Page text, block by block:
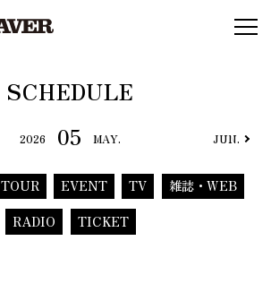
SCHEDULE
2026 05 MAY. JUN.
TOUR EVENT TV
雑誌・WEB
RADIO
TICKET